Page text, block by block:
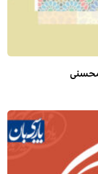
محسنی